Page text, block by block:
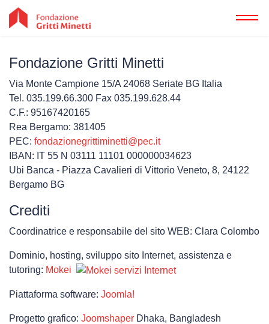
Home
Chi
siamo
Fondazione Gritti Minetti
Via Monte Campione 15/A 24068 Seriate BG Italia
Tel. 035.199.66.300 Fax 035.199.628.44
C.F.: 95167420165
Rea Bergamo: 381405
PEC: fondazionegrittiminetti@pec.it
IBAN: IT 55 N 03111 11101 000000034623
Ubi Banca - Piazza Cavalieri di Vittorio Veneto, 8, 24122
Bergamo BG
Crediti
Coordinatrice e responsabile del sito WEB: Clara Colombo
Dominio, hosting, sviluppo sito Internet, assistenza e
tutoring: Mokei
Piattaforma software: Joomla!
Progetto grafico: Joomshaper Dhaka, Bangladesh